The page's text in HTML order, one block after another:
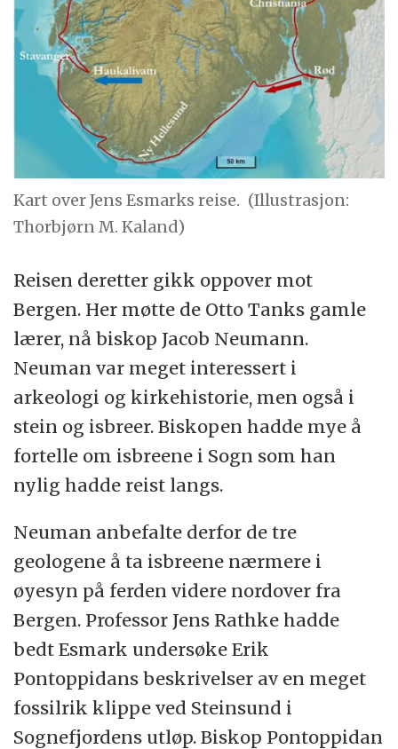
Kart over Jens Esmarks reise. (Illustrasjon:
Thorbjørn M. Kaland)
Reisen deretter gikk oppover mot
Bergen. Her møtte de Otto Tanks gamle
lærer, nå biskop Jacob Neumann.
Neuman var meget interessert i
arkeologi og kirkehistorie, men også i
stein og isbreer. Biskopen hadde mye å
fortelle om isbreene i Sogn som han
nylig hadde reist langs.
Neuman anbefalte derfor de tre
geologene å ta isbreene nærmere i
øyesyn på ferden videre nordover fra
Bergen. Professor Jens Rathke hadde
bedt Esmark undersøke Erik
Pontoppidans beskrivelser av en meget
fossilrik klippe ved Steinsund i
Sognefjordens utløp. Biskop Pontoppidan